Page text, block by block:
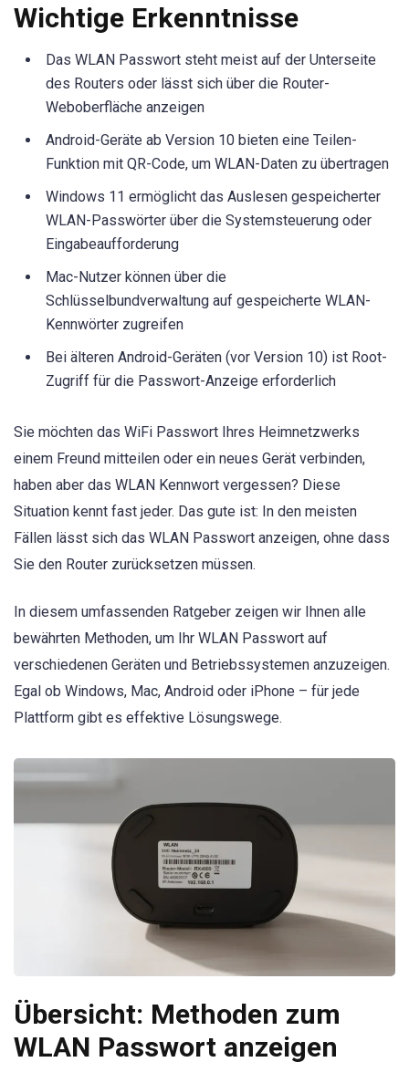
Wichtige Erkenntnisse
Das WLAN Passwort steht meist auf der Unterseite
des Routers oder lässt sich über die Router-
Weboberfläche anzeigen
Android-Geräte ab Version 10 bieten eine Teilen-
Funktion mit QR-Code, um WLAN-Daten zu übertragen
Windows 11 ermöglicht das Auslesen gespeicherter
WLAN-Passwörter über die Systemsteuerung oder
Eingabeaufforderung
Mac-Nutzer können über die
Schlüsselbundverwaltung auf gespeicherte WLAN-
Kennwörter zugreifen
Bei älteren Android-Geräten (vor Version 10) ist Root-
Zugriff für die Passwort-Anzeige erforderlich
Sie möchten das WiFi Passwort Ihres Heimnetzwerks
einem Freund mitteilen oder ein neues Gerät verbinden,
haben aber das WLAN Kennwort vergessen? Diese
Situation kennt fast jeder. Das gute ist: In den meisten
Fällen lässt sich das WLAN Passwort anzeigen, ohne dass
Sie den Router zurücksetzen müssen.
In diesem umfassenden Ratgeber zeigen wir Ihnen alle
bewährten Methoden, um Ihr WLAN Passwort auf
verschiedenen Geräten und Betriebssystemen anzuzeigen.
Egal ob Windows, Mac, Android oder iPhone – für jede
Plattform gibt es effektive Lösungswege.
Übersicht: Methoden zum
WLAN Passwort anzeigen